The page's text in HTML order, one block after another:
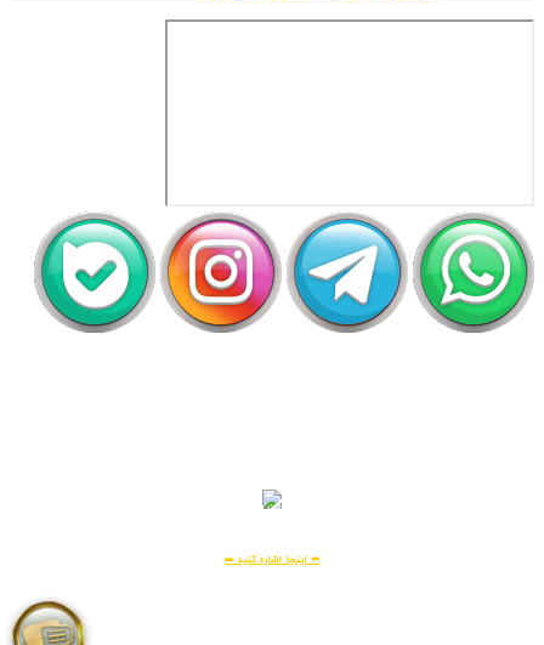
بسیار امن و بهینه
⬅️ اینجا اشاره کنید ➡️